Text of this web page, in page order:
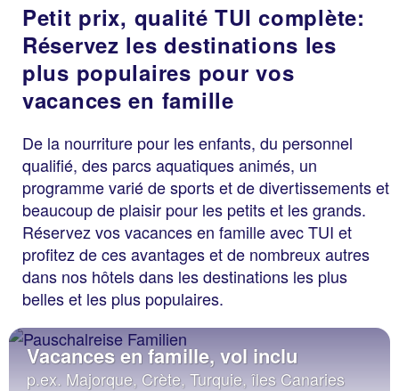
Petit prix, qualité TUI complète:
Réservez les destinations les
plus populaires pour vos
vacances en famille
De la nourriture pour les enfants, du personnel
qualifié, des parcs aquatiques animés, un
programme varié de sports et de divertissements et
beaucoup de plaisir pour les petits et les grands.
Réservez vos vacances en famille avec TUI et
profitez de ces avantages et de nombreux autres
dans nos hôtels dans les destinations les plus
belles et les plus populaires.
Vacances en famille, vol inclu
p.ex. Majorque, Crète, Turquie, îles Canaries